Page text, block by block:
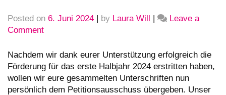
Posted on 6. Juni 2024 | by Laura Will |
Leave a
Comment
zur
Petition
„Rettet
Restlos“
Nachdem wir dank eurer Unterstützung erfolgreich die
Förderung für das erste Halbjahr 2024 erstritten haben,
wollen wir eure gesammelten Unterschriften nun
persönlich dem Petitionsausschuss übergeben. Unser